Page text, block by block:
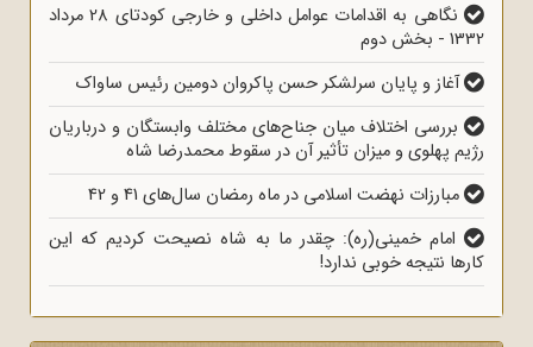
نگاهی به اقدامات عوامل داخلی و خارجی کودتای 28 مرداد
1332 - بخش دوم
آغاز و پایان سرلشکر حسن پاکروان دومین رئیس ساواک
بررسی اختلاف میان جناح‌های مختلف وابستگان و درباریان
رژیم پهلوی و میزان تأثیر آن در سقوط محمدرضا شاه
مبارزات نهضت اسلامی در ماه رمضان سال‌های 41 و 42
امام خمینی(ره): چقدر ما به شاه نصیحت کردیم که این
کارها نتیجه خوبی ندارد!